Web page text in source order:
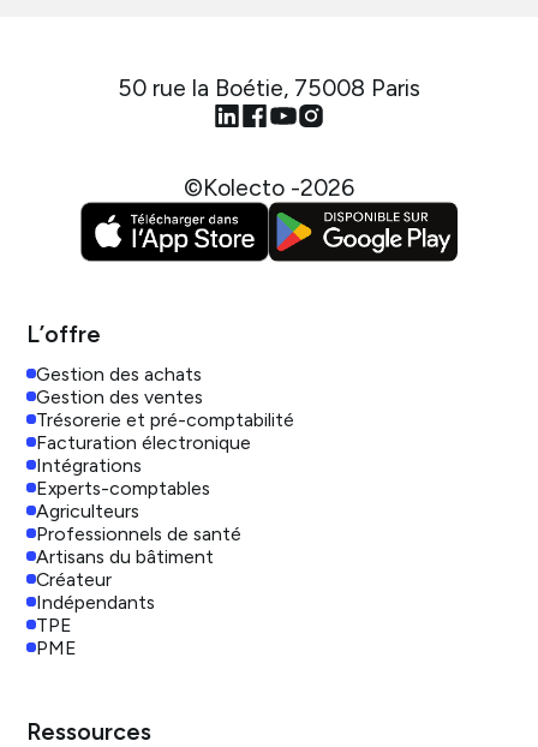
50 rue la Boétie, 75008 Paris
©Kolecto -2026
L’offre
Gestion des achats
Gestion des ventes
Trésorerie et pré-comptabilité
Facturation électronique
Intégrations
Experts-comptables
Agriculteurs
Professionnels de santé
Artisans du bâtiment
Créateur
Indépendants
TPE
PME
Ressources